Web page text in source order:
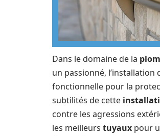
Dans le domaine de la
un passionné, l’installation
fonctionnelle pour la
subtilités de cette
contre les agressions
les meilleurs tuyaux pour